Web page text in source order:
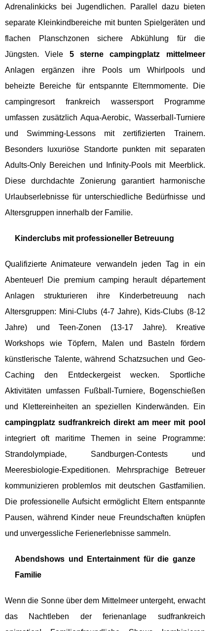
Adrenalinkicks bei Jugendlichen. Parallel dazu bieten
separate Kleinkindbereiche mit bunten Spielgeräten und
flachen Planschzonen sichere Abkühlung für die
Jüngsten. Viele 5 sterne campingplatz mittelmeer
Anlagen ergänzen ihre Pools um Whirlpools und
beheizte Bereiche für entspannte Elternmomente. Die
campingresort frankreich wassersport Programme
umfassen zusätzlich Aqua-Aerobic, Wasserball-Turniere
und Swimming-Lessons mit zertifizierten Trainern.
Besonders luxuriöse Standorte punkten mit separaten
Adults-Only Bereichen und Infinity-Pools mit Meerblick.
Diese durchdachte Zonierung garantiert harmonische
Urlaubserlebnisse für unterschiedliche Bedürfnisse und
Altersgruppen innerhalb der Familie.
Kinderclubs mit professioneller Betreuung
Qualifizierte Animateure verwandeln jeden Tag in ein
Abenteuer! Die premium camping herault département
Anlagen strukturieren ihre Kinderbetreuung nach
Altersgruppen: Mini-Clubs (4-7 Jahre), Kids-Clubs (8-12
Jahre) und Teen-Zonen (13-17 Jahre). Kreative
Workshops wie Töpfern, Malen und Basteln fördern
künstlerische Talente, während Schatzsuchen und Geo-
Caching den Entdeckergeist wecken. Sportliche
Aktivitäten umfassen Fußball-Turniere, Bogenschießen
und Klettereinheiten an speziellen Kinderwänden. Ein
campingplatz sudfrankreich direkt am meer mit pool
integriert oft maritime Themen in seine Programme:
Strandolympiade, Sandburgen-Contests und
Meeresbiologie-Expeditionen. Mehrsprachige Betreuer
kommunizieren problemlos mit deutschen Gastfamilien.
Die professionelle Aufsicht ermöglicht Eltern entspannte
Pausen, während Kinder neue Freundschaften knüpfen
und unvergessliche Ferienerlebnisse sammeln.
Abendshows und Entertainment für die ganze
Familie
Wenn die Sonne über dem Mittelmeer untergeht, erwacht
das Nachtleben der ferienanlage sudfrankreich